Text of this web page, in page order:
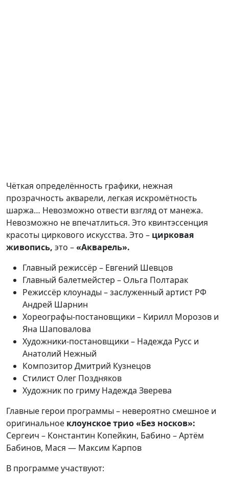
Чёткая определённость графики, нежная
прозрачность акварели, легкая искромётность
шаржа… Невозможно отвести взгляд от манежа.
Невозможно не впечатлиться. Это квинтэссенция
красоты циркового искусства. Это – цирковая
живопись, это –«Акварель».
Главный режиссёр – Евгений Шевцов
Главный балетмейстер – Ольга Полтарак
Режиссёр клоунады – заслуженный артист РФ
Андрей Шарнин
Хореографы-постановщики – Кирилл Морозов и
Яна Шаповалова
Художники-постановщики – Надежда Русс и
Анатолий Нежный
Композитор Дмитрий Кузнецов
Стилист Олег Поздняков
Художник по гриму Надежда Зверева
Главные герои программы – невероятно смешное и
оригинальное клоунское трио «Без носков»:
Сергеич – Константин Копейкин, Бабино – Артём
Бабинов, Мася — Максим Карпов
В программе участвуют: